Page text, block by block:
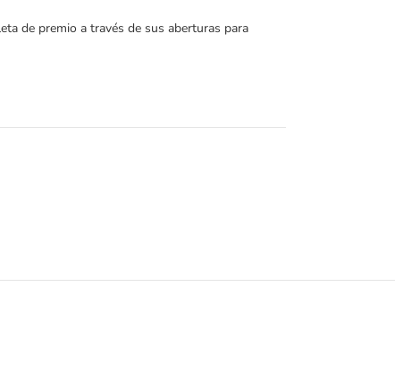
de premio a través de sus aberturas para